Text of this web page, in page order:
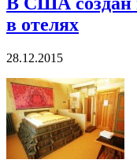
в отелях
28.12.2015